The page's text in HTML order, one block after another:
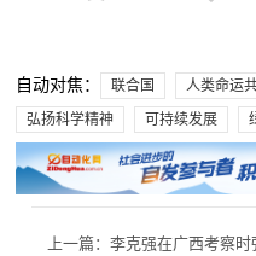
自动对焦： 联合国 人类命运
弘扬科学精神
可持续发展
上一篇：李克强在广西考察